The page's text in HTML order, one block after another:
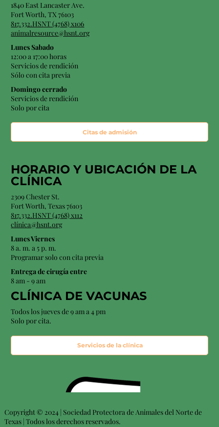
1840 East Lancaster Ave.
Fort Worth, TX 76103
817.332.HSNT (4768) x106
animalresource@hsnt.org
Lunes Sabado
12:00 a 17:00 horas
Servicios de rendición
Sólo con cita previa
Domingo cerrado
Servicios de rendición
Solo por cita
Citas de admisión
HORARIO Y UBICACIÓN DE LA
CLÍNICA
2309 Chester St.
Fort Worth, Texas 76103
817.332.HSNT (4768) x112
clínica@hsnt.org
Lunes Viernes
8 a. m. a 5 p. m.
Programar solo con cita previa
Entrega de cirugía entre
8 am - 9 am
CLÍNICA DE VACUNAS
Todos los jueves de 9 am a 4 pm
Solo por cita.
Servicios de la clínica
Copyright © 2024 | Sociedad Protectora de Animales del Norte de
Texas | Todos los derechos reservados.